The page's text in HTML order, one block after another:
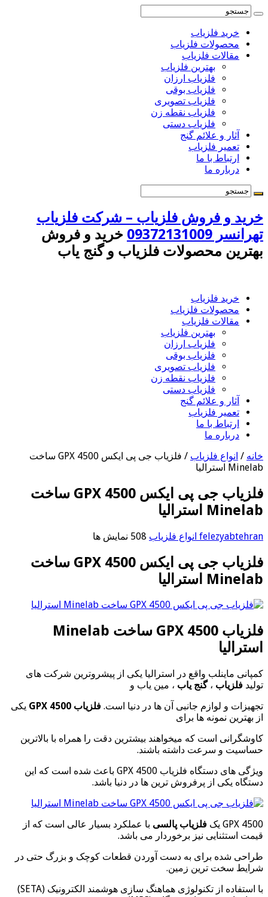
خرید فلزیاب
محصولات فلزیاب
مقالات فلزیاب
بهترین فلزیاب
فلزیاب ارزان
فلزیاب بوقی
فلزیاب تصویری
فلزیاب نقطه زن
فلزیاب دستی
آثار و علائم گنج
تعمیر فلزیاب
ارتباط با ما
درباره ما
خرید و فروش فلزیاب – شرکت فلزیاب
تهرانسر 09372131009
خرید و فروش
بهترین محصولات فلزیاب و گنج یاب
خرید فلزیاب
محصولات فلزیاب
مقالات فلزیاب
بهترین فلزیاب
فلزیاب ارزان
فلزیاب بوقی
فلزیاب تصویری
فلزیاب نقطه زن
فلزیاب دستی
آثار و علائم گنج
تعمیر فلزیاب
ارتباط با ما
درباره ما
خانه / انواع فلزیاب /
فلزیاب جی پی ایکس GPX 4500 ساخت
Minelab استرالیا
فلزیاب جی پی ایکس GPX 4500 ساخت
Minelab استرالیا
felezyabtehran انواع فلزیاب 508 نمایش ها
فلزیاب جی پی ایکس GPX 4500 ساخت
Minelab استرالیا
فلزیاب GPX 4500 ساخت Minelab
استرالیا
کمپانی ماینلب واقع در استرالیا یکی از پیشروترین شرکت های
تولید فلزیاب ،گنج یاب ، مین یاب و
تجهیزات و لوازم جانبی آن ها در دنیا است. فلزیاب GPX 4500
یکی
از بهترین نمونه ها برای
کاوشگرانی است که میخواهند بیشترین دقت را همراه با بالاترین
حساسیت و سرعت داشته باشند.
ویژگی های دستگاه فلزیاب GPX 4500 باعث شده است که این
دستگاه یکی از پرفروش ترین ها در دنیا باشد.
GPX 4500 یک فلزیاب پالسی با عملکرد بسیار عالی است که از
قیمت استثنایی نیز برخوردار می باشد.
طراحی شده برای به دست آوردن قطعات کوچک و بزرگ حتی در
شرایط سخت ترین زمین.
با استفاده از تکنولوژی هماهنگ سازی هوشمند الکترونیک (SETA)